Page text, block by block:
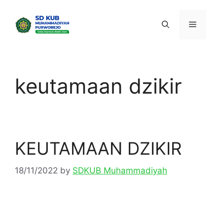
content
Menu
keutamaan dzikir
KEUTAMAAN DZIKIR
18/11/2022 by SDKUB Muhammadiyah